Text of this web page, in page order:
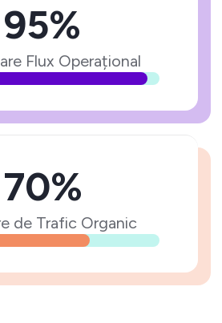
95%
Flux Operațional
70%
de Trafic Organic